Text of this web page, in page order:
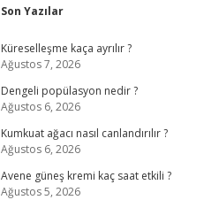
Sidebar
Son Yazılar
Küreselleşme kaça ayrılır ?
Ağustos 7, 2026
Dengeli popülasyon nedir ?
Ağustos 6, 2026
Kumkuat ağacı nasıl canlandırılır ?
Ağustos 6, 2026
Avene güneş kremi kaç saat etkili ?
Ağustos 5, 2026